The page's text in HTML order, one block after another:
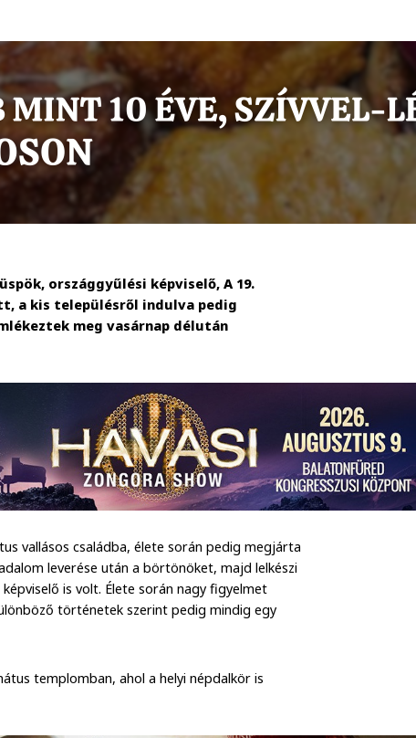
országgyűlési képviselő, A 19.
a kis településről indulva pedig
meg vasárnap délután
vallásos családba, élete során pedig megjárta
leverése után a börtönöket, majd lelkészi
is volt. Élete során nagy figyelmet
történetek szerint pedig mindig egy
templomban, ahol a helyi népdalkör is